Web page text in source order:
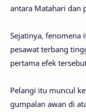
antara Matahari dan
Sejatinya, fenomena
pesawat terbang
pertama efek
Pelangi itu muncul
gumpalan awan di